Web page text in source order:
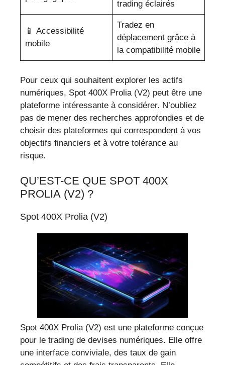
trading éclairés
📱 Accessibilité
mobile
Tradez en
déplacement grâce à
la compatibilité mobile
Pour ceux qui souhaitent explorer les actifs
numériques, Spot 400X Prolia (V2) peut être une
plateforme intéressante à considérer. N’oubliez
pas de mener des recherches approfondies et de
choisir des plateformes qui correspondent à vos
objectifs financiers et à votre tolérance au
risque.
QU’EST-CE QUE SPOT 400X
PROLIA (V2) ?
Spot 400X Prolia (V2)
Spot 400X Prolia (V2) est une plateforme conçue
pour le trading de devises numériques. Elle offre
une interface conviviale, des taux de gain